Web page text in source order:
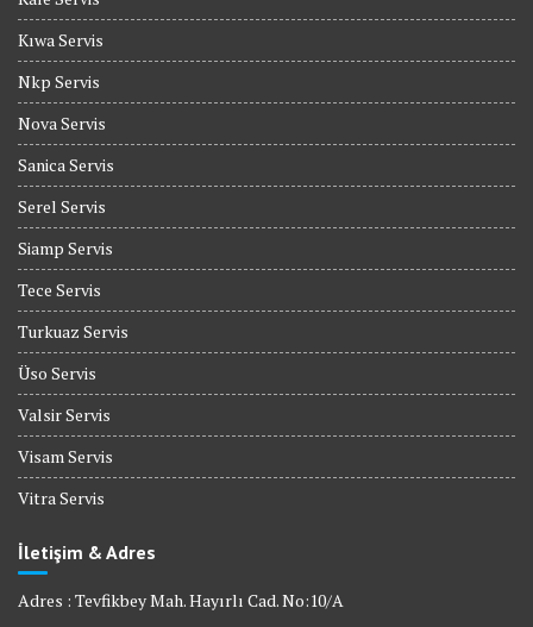
Kıwa Servis
Nkp Servis
Nova Servis
Sanica Servis
Serel Servis
Siamp Servis
Tece Servis
Turkuaz Servis
Üso Servis
Valsir Servis
Visam Servis
Vitra Servis
İletişim & Adres
Adres : Tevfikbey Mah. Hayırlı Cad. No:10/A